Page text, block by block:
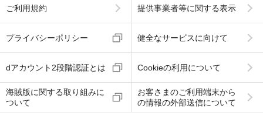
ご利用規約 提供事業者等に関する表示
プライバシーポリシー 健全なサービスに向けて
dアカウント2段階認証とは Cookieの利用について
海賊版に関する取り組みに
ついて
お客さまのご利用端末から
の情報の外部送信について